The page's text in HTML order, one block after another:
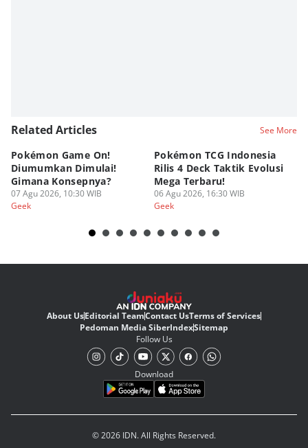
Related Articles See More
Pokémon Game On!
Diumumkan Dimulai!
Gimana Konsepnya?
07 Agu 2026, 10:30 WIB
Geek
Pokémon TCG Indonesia
Rilis 4 Deck Taktik Evolusi
Mega Terbaru!
06 Agu 2026, 16:30 WIB
Geek
About UsEditorial TeamContact UsTerms of Services
Pedoman Media SiberIndexSitemap
Follow Us
Download
© 2026 IDN. All Rights Reserved.